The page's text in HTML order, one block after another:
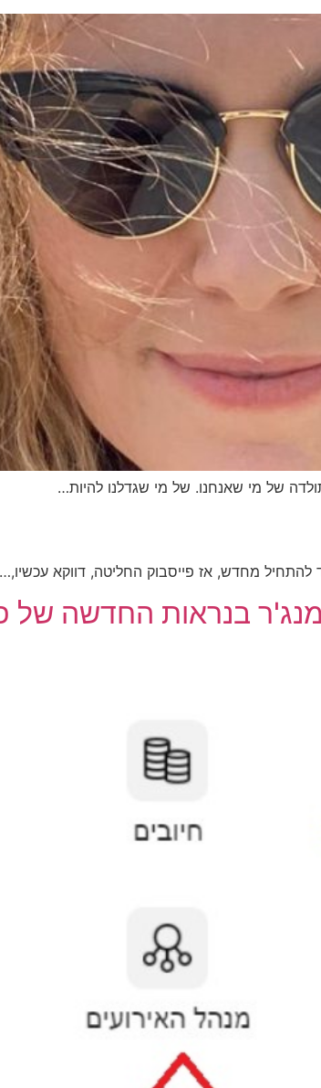
של מי שאנחנו. של מי שגדלנו להיות…
להתחיל מחדש, אז פייסבוק החליטה, דווקא עכשיו,…
בנראות החדשה של